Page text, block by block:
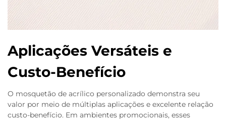
Aplicações Versáteis e
Custo-Benefício
O mosquetão de acrílico personalizado demonstra seu
valor por meio de múltiplas aplicações e excelente relação
custo-benefício. Em ambientes promocionais, esses